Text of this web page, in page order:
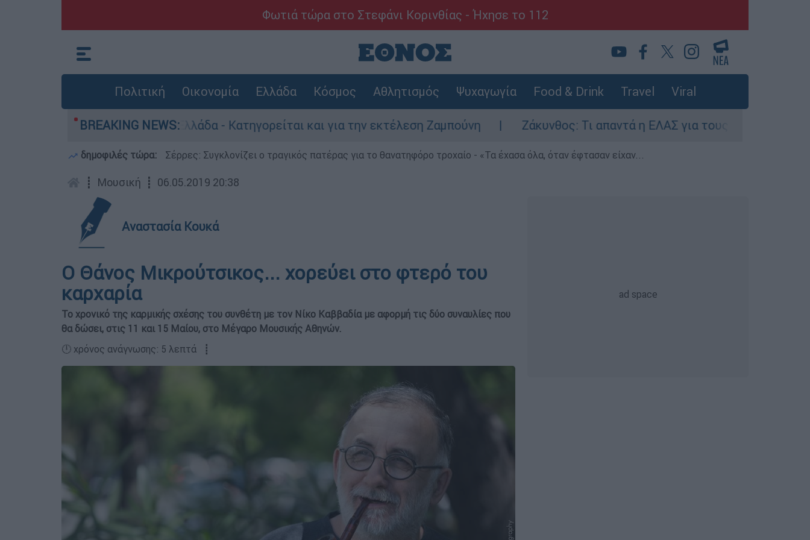
Φωτιά τώρα στο Στεφάνι Κορινθίας - Ήχησε το 112
Πολιτική Οικονομία Ελλάδα Κόσμος Αθλητισμός Ψυχαγωγία Food & Drink Travel Viral
BREAKING NEWS:
στην Ελλάδα - Κατηγορείται και για την εκτέλεση Ζαμπούνη Ζάκυνθος: Τι απαντά η ΕΛΑΣ για τους 8 βιασμούς
δημοφιλές τώρα: Σέρρες: Συγκλονίζει ο τραγικός πατέρας για το θανατηφόρο τροχαίο - «Τα έχασα όλα, όταν έφτασαν είχαν...
┋ Μουσική ┋ 06.05.2019 20:38
Αναστασία Κουκά
O Θάνος Μικρούτσικος... χορεύει στο φτερό του
καρχαρία
Το χρονικό της καρμικής σχέσης του συνθέτη με τον Νίκο Καββαδία με αφορμή τις δύο συναυλίες που
θα δώσει, στις 11 και 15 Μαίου, στο Μέγαρο Μουσικής Αθηνών.
🕛 χρόνος ανάγνωσης: 5 λεπτά ┋